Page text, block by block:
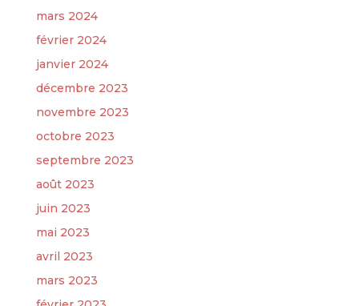
mars 2024
février 2024
janvier 2024
décembre 2023
novembre 2023
octobre 2023
septembre 2023
août 2023
juin 2023
mai 2023
avril 2023
mars 2023